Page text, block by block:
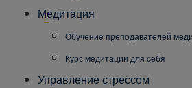
Медитация
Обучение преподавателей
Курс медитации для себя
Управление стрессом